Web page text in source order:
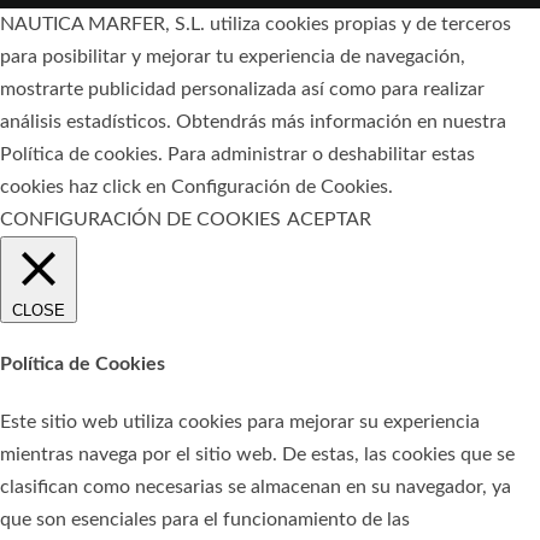
NAUTICA MARFER, S.L. utiliza cookies propias y de terceros
para posibilitar y mejorar tu experiencia de navegación,
mostrarte publicidad personalizada así como para realizar
análisis estadísticos. Obtendrás más información en nuestra
Política de cookies. Para administrar o deshabilitar estas
cookies haz click en Configuración de Cookies.
CONFIGURACIÓN DE COOKIES ACEPTAR
CLOSE
Política de Cookies
Este sitio web utiliza cookies para mejorar su experiencia
mientras navega por el sitio web. De estas, las cookies que se
clasifican como necesarias se almacenan en su navegador, ya
que son esenciales para el funcionamiento de las